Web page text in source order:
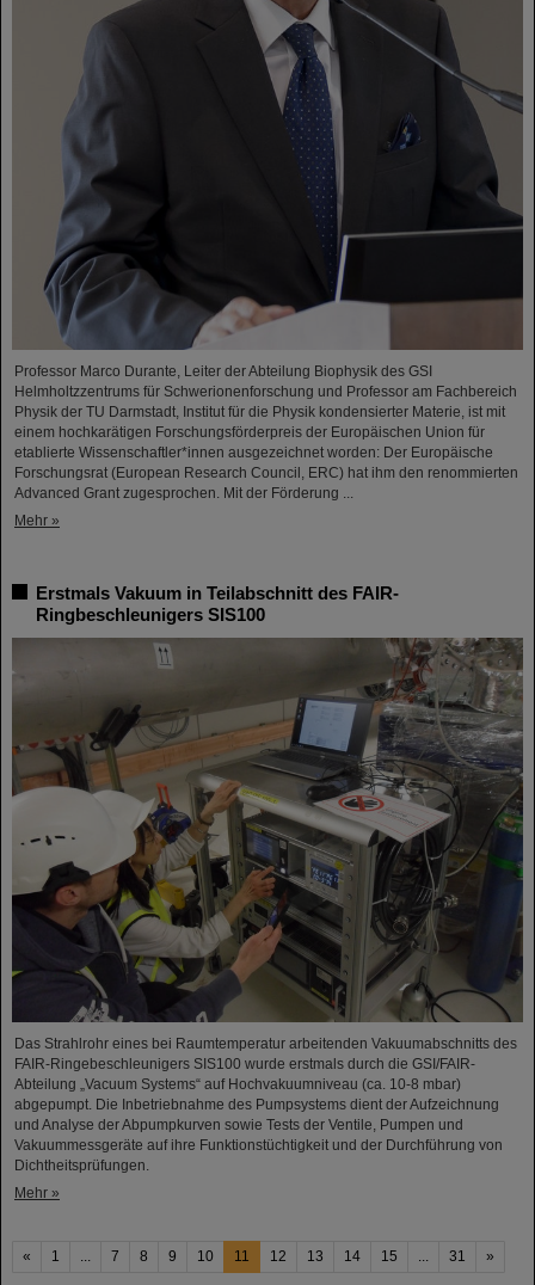
Professor Marco Durante, Leiter der Abteilung Biophysik des GSI
Helmholtzzentrums für Schwerionenforschung und Professor am Fachbereich
Physik der TU Darmstadt, Institut für die Physik kondensierter Materie, ist mit
einem hochkarätigen Forschungsförderpreis der Europäischen Union für
etablierte Wissenschaftler*innen ausgezeichnet worden: Der Europäische
Forschungsrat (European Research Council, ERC) hat ihm den renommierten
Advanced Grant zugesprochen. Mit der Förderung ...
Mehr »
Erstmals Vakuum in Teilabschnitt des FAIR-
Ringbeschleunigers SIS100
Das Strahlrohr eines bei Raumtemperatur arbeitenden Vakuumabschnitts des
FAIR-Ringebeschleunigers SIS100 wurde erstmals durch die GSI/FAIR-
Abteilung „Vacuum Systems“ auf Hochvakuumniveau (ca. 10-8 mbar)
abgepumpt. Die Inbetriebnahme des Pumpsystems dient der Aufzeichnung
und Analyse der Abpumpkurven sowie Tests der Ventile, Pumpen und
Vakuummessgeräte auf ihre Funktionstüchtigkeit und der Durchführung von
Dichtheitsprüfungen.
Mehr »
« 1 7 8 9 10 11 12 13 14 15 31 »